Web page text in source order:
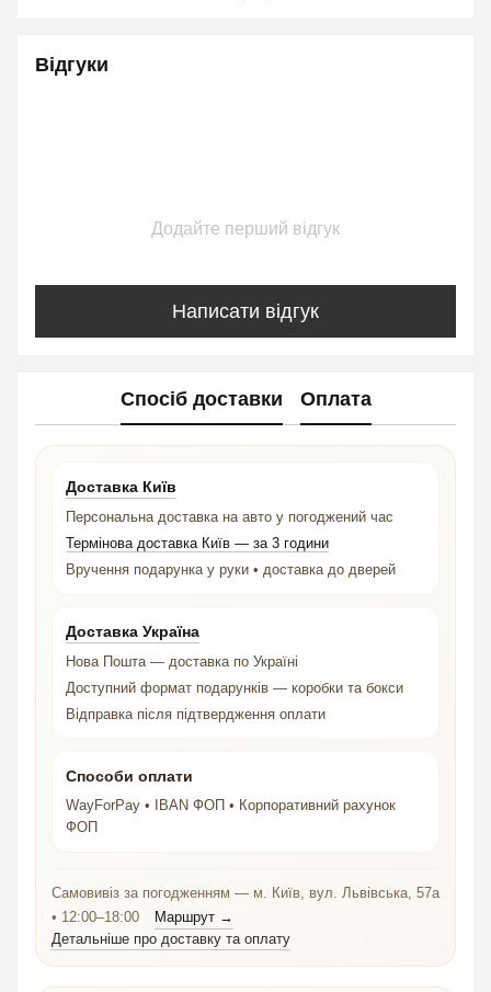
Відгуки
Додайте перший відгук
Написати відгук
Спосіб доставки Оплата
Доставка Київ
Персональна доставка на авто у погоджений час
Термінова доставка Київ — за 3 години
Вручення подарунка у руки • доставка до дверей
Доставка Україна
Нова Пошта — доставка по Україні
Доступний формат подарунків — коробки та бокси
Відправка після підтвердження оплати
Способи оплати
WayForPay • IBAN ФОП • Корпоративний рахунок
ФОП
Самовивіз за погодженням — м. Київ, вул. Львівська, 57а
• 12:00–18:00
Маршрут →
Детальніше про доставку та оплату